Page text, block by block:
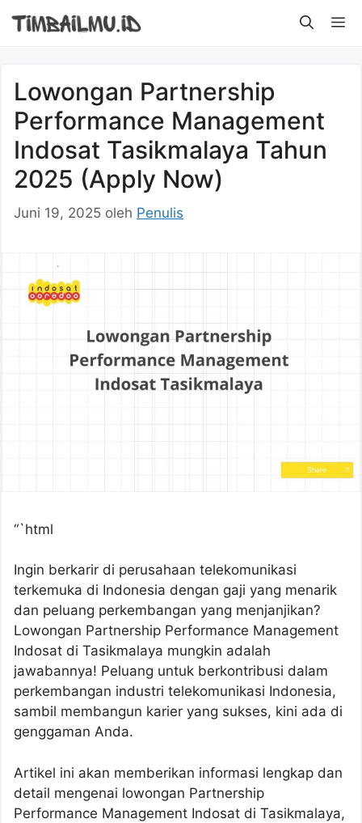
Lowongan Partnership
Performance Management
Indosat Tasikmalaya Tahun
2025 (Apply Now)
Juni 19, 2025 oleh Penulis
“`html
Ingin berkarir di perusahaan telekomunikasi
terkemuka di Indonesia dengan gaji yang menarik
dan peluang perkembangan yang menjanjikan?
Lowongan Partnership Performance Management
Indosat di Tasikmalaya mungkin adalah
jawabannya! Peluang untuk berkontribusi dalam
perkembangan industri telekomunikasi Indonesia,
sambil membangun karier yang sukses, kini ada di
genggaman Anda.
Artikel ini akan memberikan informasi lengkap dan
detail mengenai lowongan Partnership
Performance Management Indosat di Tasikmalaya,